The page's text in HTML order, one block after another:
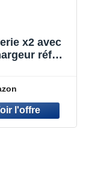
x2 avec
réf